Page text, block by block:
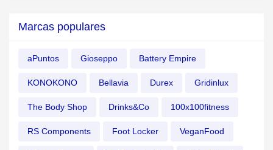
Marcas populares
aPuntos Gioseppo Battery Empire
KONOKONO Bellavia Durex Gridinlux
The Body Shop Drinks&Co 100x100fitness
RS Components Foot Locker VeganFood